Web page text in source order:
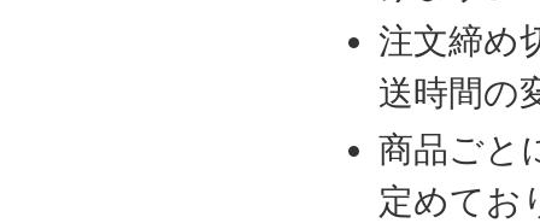
注文締め
送時間の
商品ごと
定めてお